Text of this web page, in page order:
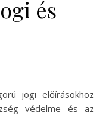
és
jogi előírásokhoz
védelme és az